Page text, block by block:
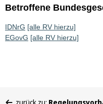
Betroffene
IDNrG [alle RV hierzu]
EGovG [alle RV hierzu]